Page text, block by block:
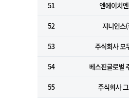
51 엔에이치
52 지니언스
53 주식회사 모
54 베스핀글로벌
55 주식회사